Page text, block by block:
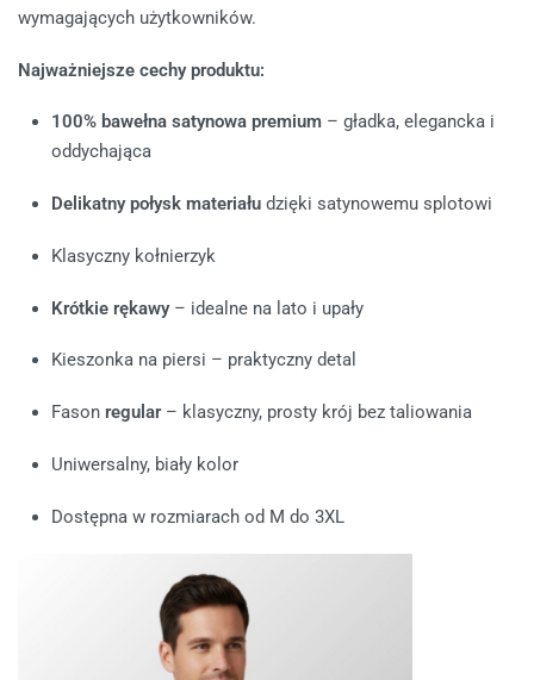
wymagających użytkowników.
Najważniejsze cechy produktu:
100% bawełna satynowa premium – gładka, elegancka i
oddychająca
Delikatny połysk materiału dzięki satynowemu splotowi
Klasyczny kołnierzyk
Krótkie rękawy– idealne na lato i upały
Kieszonka na piersi – praktyczny detal
Fason regular– klasyczny, prosty krój bez taliowania
Uniwersalny, biały kolor
Dostępna w rozmiarach od M do 3XL